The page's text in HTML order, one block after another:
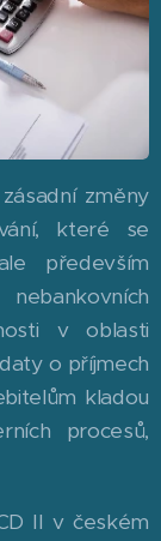
změny
které se
především
v oblasti
o příjmech
kladou
procesů,
II v českém